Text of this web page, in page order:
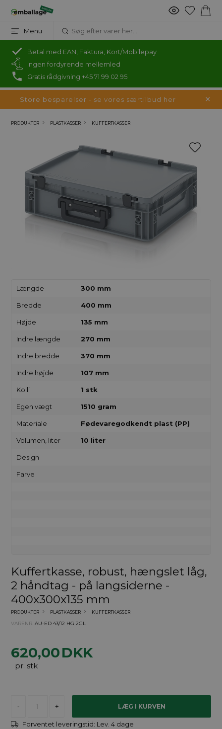
Menu
Betal med EAN, Faktura, Kort/Mobilepay
Ingen fordyrende mellemled
Gratis rådgivning +45 71 99 02 95
Store besparelser - se vores særtilbud her
PRODUKTER PLASTKASSER KUFFERTKASSER
Længde 300 mm
Bredde 400 mm
Højde 135 mm
Indre længde 270 mm
Indre bredde 370 mm
Indre højde 107 mm
Kolli 1 stk
Egen vægt 1510 gram
Materiale Fødevaregodkendt plast (PP)
Volumen, liter 10 liter
Design
Farve
Kuffertkasse, robust, hængslet låg,
2 håndtag - på langsiderne -
400x300x135 mm
PRODUKTER PLASTKASSER KUFFERTKASSER
VARENR.AU-ED 43/12 HG 2GL
620,00DKK
pr. stk
- +
Forventet leveringstid: Lev. 4 dage